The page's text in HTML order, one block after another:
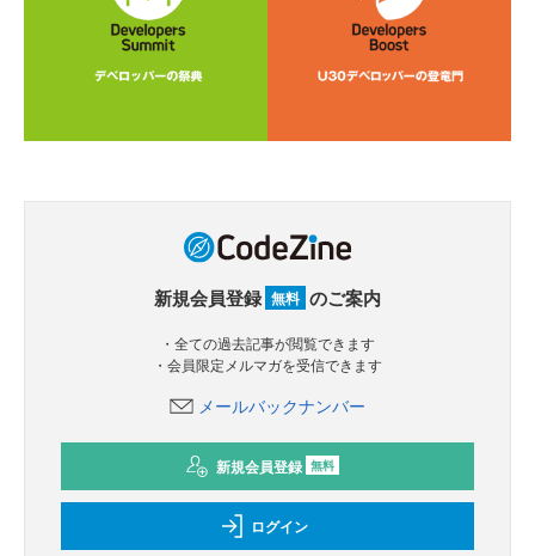
新規会員登録 無料 のご案内
・全ての過去記事が閲覧できます
・会員限定メルマガを受信できます
メールバックナンバー
新規会員登録 無料
ログイン